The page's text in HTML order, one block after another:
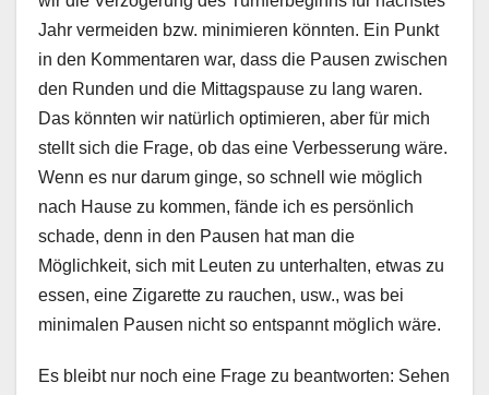
Jahr vermeiden bzw. minimieren könnten. Ein Punkt
in den Kommentaren war, dass die Pausen zwischen
den Runden und die Mittagspause zu lang waren.
Das könnten wir natürlich optimieren, aber für mich
stellt sich die Frage, ob das eine Verbesserung wäre.
Wenn es nur darum ginge, so schnell wie möglich
nach Hause zu kommen, fände ich es persönlich
schade, denn in den Pausen hat man die
Möglichkeit, sich mit Leuten zu unterhalten, etwas zu
essen, eine Zigarette zu rauchen, usw., was bei
minimalen Pausen nicht so entspannt möglich wäre.
Es bleibt nur noch eine Frage zu beantworten: Sehen